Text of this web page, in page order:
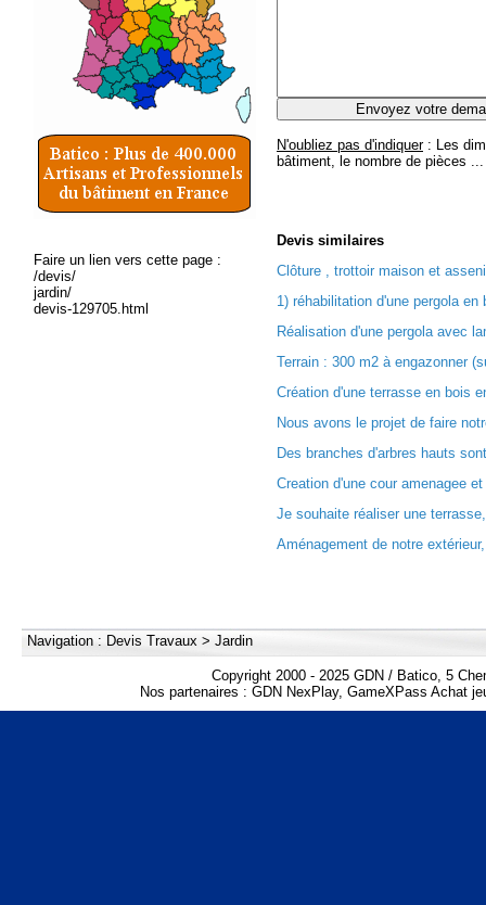
Faire un lien vers cette page :
/devis/
jardin/
devis-129705.html
N'oubliez pas d'indiquer: Les
bâtiment, le nombre de pièces ...
Devis similaires
Clôture , trottoir maison et
1) réhabilitation d'une pergola en
Réalisation d'une pergola avec
Terrain : 300 m2 à engazonner
Création d'une terrasse en bois
Nous avons le projet de faire
Des branches d'arbres hauts
Creation d'une cour amenagee
Je souhaite réaliser une
Aménagement de notre
Navigation : Devis Travaux > Jardin
Copyright 2000 - 2025 GDN / Batico, 5
Nos partenaires : GDN NexPlay, GameXPass Achat